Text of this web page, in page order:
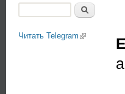
Читать Telegram (link is